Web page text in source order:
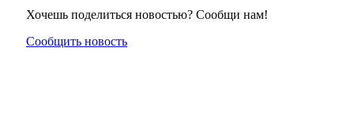
Хочешь поделиться новостью? Сообщи нам!
Сообщить новость